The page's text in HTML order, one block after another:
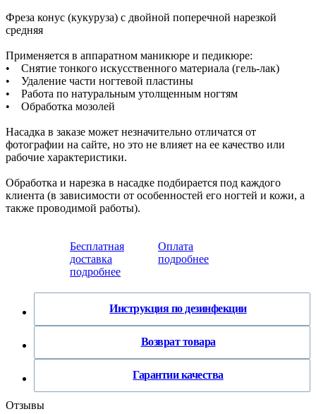
Фреза конус (кукуруза) с двойной поперечной нарезкой
средняя
Применяется в аппаратном маникюре и педикюре:
• Снятие тонкого искусственного материала (гель-лак)
• Удаление части ногтевой пластины
• Работа по натуральным утолщенным ногтям
• Обработка мозолей
Насадка в заказе может незначительно отличатся от
фотографии на сайте, но это не влияет на ее качество или
рабочие характеристики.
Обработка и нарезка в насадке подбирается под каждого
клиента (в зависимости от особенностей его ногтей и кожи, а
также проводимой работы).
Бесплатная
доставка
подробнее
Оплата
подробнее
Инструкция по дезинфекции
Возврат товара
Гарантии качества
Отзывы